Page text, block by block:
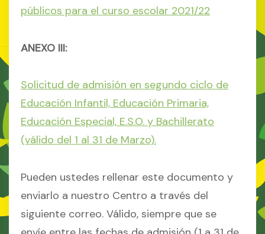
públicos para el curso escolar 2021/22
ANEXO III:
Solicitud de admisión en segundo ciclo de
Educación Infantil, Educación Primaria,
Educación Especial, E.S.O. y Bachillerato
(válido del 1 al 31 de Marzo).
Pueden ustedes rellenar este documento y
enviarlo a nuestro Centro a través del
siguiente correo. Válido, siempre que se